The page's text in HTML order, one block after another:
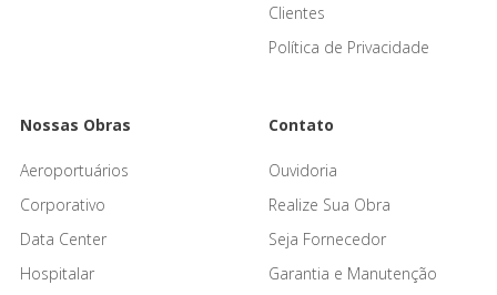
Clientes
Política de Privacidade
Nossas Obras
Aeroportuários
Corporativo
Data Center
Hospitalar
Contato
Ouvidoria
Realize Sua Obra
Seja Fornecedor
Garantia e Manutenção